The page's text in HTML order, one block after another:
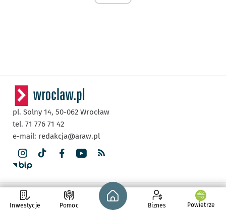
Inwestycje Pomoc
Strona główna - wroclaw.pl
Biznes Powietrze
pl. Solny 14, 50-062 Wrocław
tel. 71 776 71 42
e-mail: redakcja@araw.pl
Aktualności
Nauka